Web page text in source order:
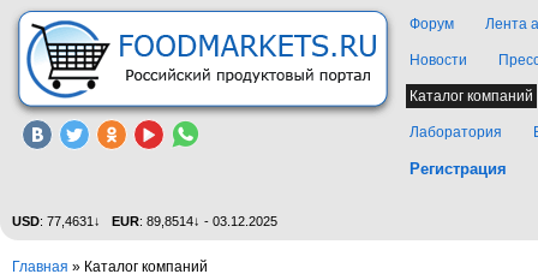
Форум Лента
Новости
Каталог компаний
Лаборатория
Регистрация
USD: 77,4631↓ EUR: 89,8514↓ - 03.12.2025
Главная » Каталог компаний